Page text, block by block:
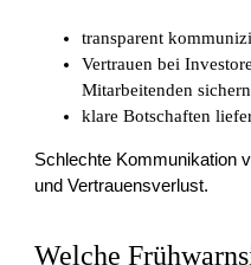
transparent
Vertrauen bei
Mitarbeitenden sichern
klare Botschaften
Schlechte Kommunikation
und Vertrauensverlust.
Welche